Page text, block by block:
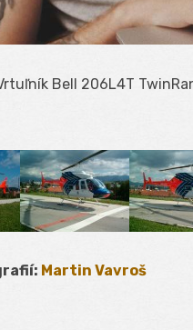
Bell 206L4T
Martin Vavroš